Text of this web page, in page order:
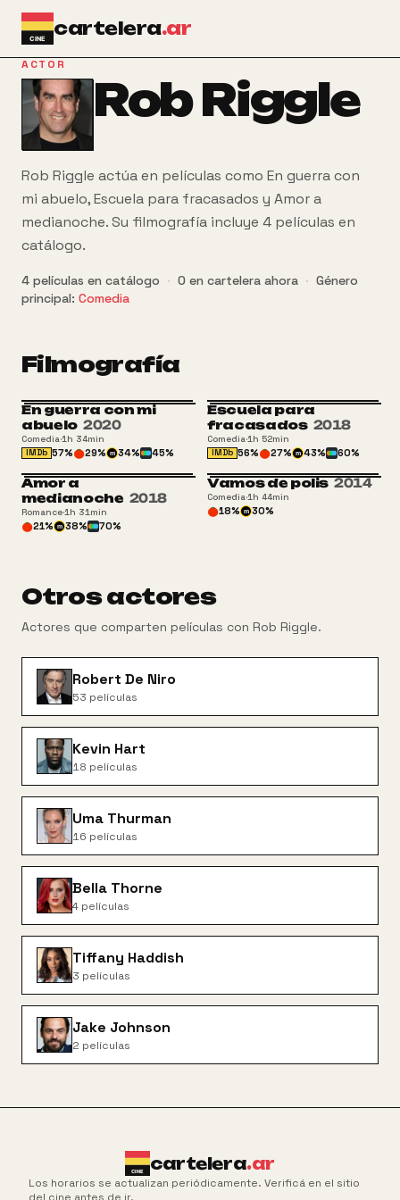
Ir al contenido principal
cartelera.ar
ACTOR
Rob Riggle
Rob Riggle actúa en películas como En guerra con
mi abuelo, Escuela para fracasados y Amor a
medianoche. Su filmografía incluye 4 películas en
catálogo.
4 películas en catálogo · 0 en cartelera ahora · Género
principal: Comedia
Filmografía
En guerra con mi
abuelo 2020
Comedia·1h 34min
IMDb 57% 29% m 34% 45%
Escuela para
fracasados 2018
Comedia·1h 52min
IMDb 56% 27% m 43% 60%
Amor a
medianoche 2018
Romance·1h 31min
21% m 38% 70%
Vamos de polis 2014
Comedia·1h 44min
18% m 30%
Otros actores
Actores que comparten películas con Rob Riggle.
Robert De Niro
53 películas
Kevin Hart
18 películas
Uma Thurman
16 películas
Bella Thorne
4 películas
Tiffany Haddish
3 películas
Jake Johnson
2 películas
cartelera.ar
Los horarios se actualizan periódicamente. Verificá en el sitio